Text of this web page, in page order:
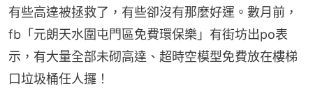
有些高達被拯救了，有些卻沒有那麼好運。數月前，
fb「元朗天水圍屯門區免費環保樂」有街坊出po表
示，有大量全部未砌高達、超時空模型免費放在樓梯
口垃圾桶任人攞！